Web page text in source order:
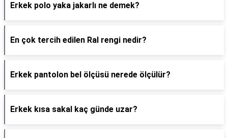
Erkek polo yaka jakarlı ne demek?
En çok tercih edilen Ral rengi nedir?
Erkek pantolon bel ölçüsü nerede ölçülür?
Erkek kısa sakal kaç günde uzar?